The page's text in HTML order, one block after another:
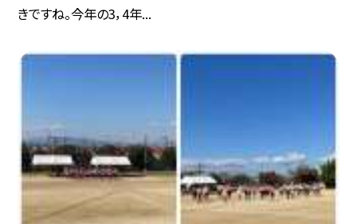
きですね。今年の3，4年...